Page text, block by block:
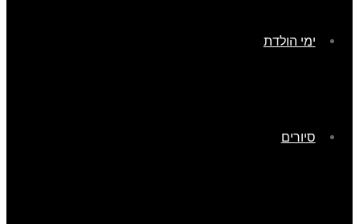
ימי הולדת
סיורים